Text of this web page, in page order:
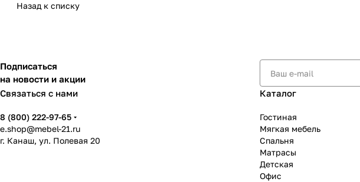
Назад к списку
Подписаться
на новости и акции
Связаться с нами
8 (800) 222-97-65
e.shop@mebel-21.ru
г. Канаш, ул. Полевая 20
Каталог
Гостиная
Мягкая мебель
Спальня
Матрасы
Детская
Офис